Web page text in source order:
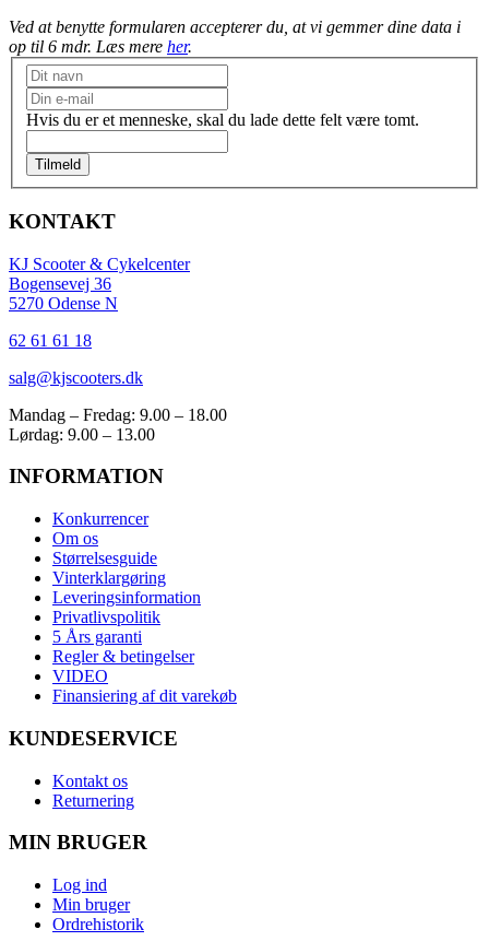
Ved at benytte formularen accepterer du, at vi gemmer dine data i
op til 6 mdr. Læs mere her.
Nyhedsbrev
Hvis du er et menneske, skal du lade dette felt være tomt.
Tilmeld
KONTAKT
KJ Scooter & Cykelcenter
Bogensevej 36
5270 Odense N
62 61 61 18
salg@kjscooters.dk
Mandag – Fredag: 9.00 – 18.00
Lørdag: 9.00 – 13.00
INFORMATION
Konkurrencer
Om os
Størrelsesguide
Vinterklargøring
Leveringsinformation
Privatlivspolitik
5 Års garanti
Regler & betingelser
VIDEO
Finansiering af dit varekøb
KUNDESERVICE
Kontakt os
Returnering
MIN BRUGER
Log ind
Min bruger
Ordrehistorik